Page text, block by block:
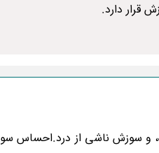
قرار دارد.
و سوزش ناشی از درد.احساس